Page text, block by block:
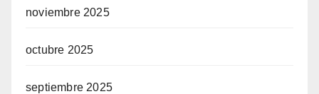
noviembre 2025
octubre 2025
septiembre 2025